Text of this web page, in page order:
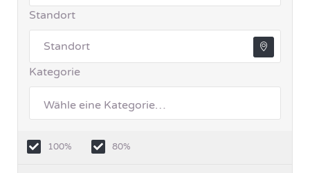
Standort
Kategorie
100% 80%